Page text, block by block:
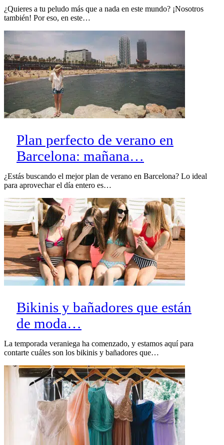
¿Quieres a tu peludo más que a nada en este mundo? ¡Nosotros
también! Por eso, en este…
Plan perfecto de verano en
Barcelona: mañana…
¿Estás buscando el mejor plan de verano en Barcelona? Lo ideal
para aprovechar el día entero es…
Bikinis y bañadores que están
de moda…
La temporada veraniega ha comenzado, y estamos aquí para
contarte cuáles son los bikinis y bañadores que…